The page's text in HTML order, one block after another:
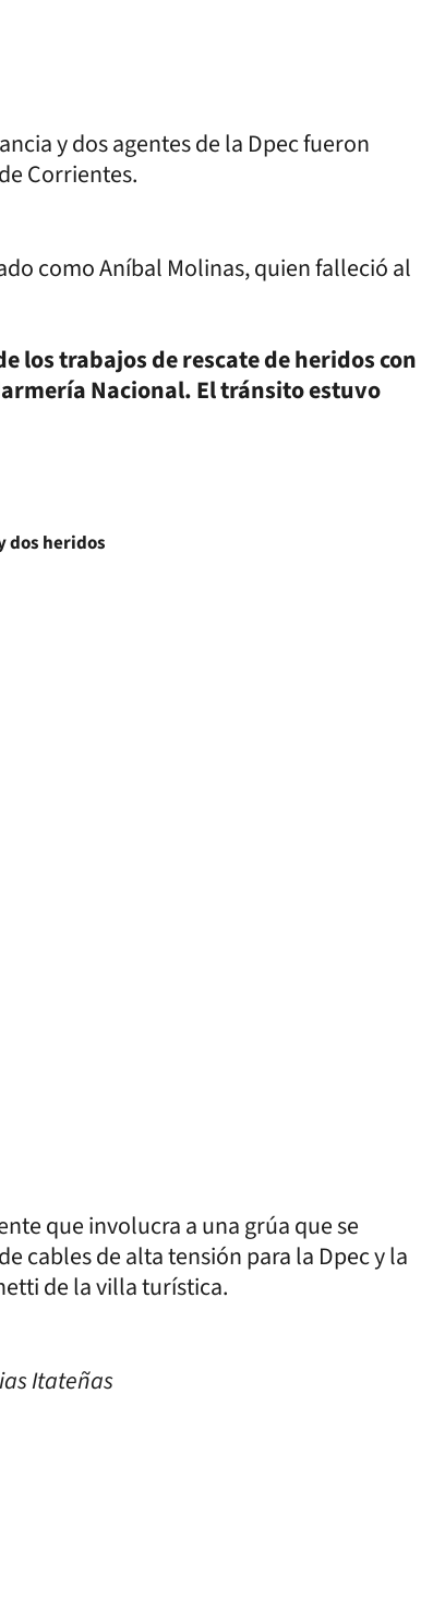
y dos agentes de la Dpec fueron
Corrientes.
como Aníbal Molinas, quien falleció al
los trabajos de rescate de heridos con
Nacional. El tránsito estuvo
que involucra a una grúa que se
cables de alta tensión para la Dpec y la
de la villa turística.
Itateñas